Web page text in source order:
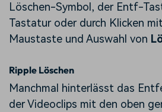
Löschen-Symbol, der Entf-
Tastatur oder durch Klicken
Maustaste und Auswahl von
Ripple Löschen
Manchmal hinterlässt das
der Videoclips mit den oben